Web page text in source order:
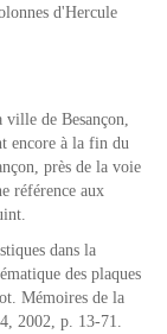
d'Hercule
de Besançon,
encore à la fin du
près de la voie
référence aux
dans la
des plaques
Mémoires de la
2002, p. 13-71.